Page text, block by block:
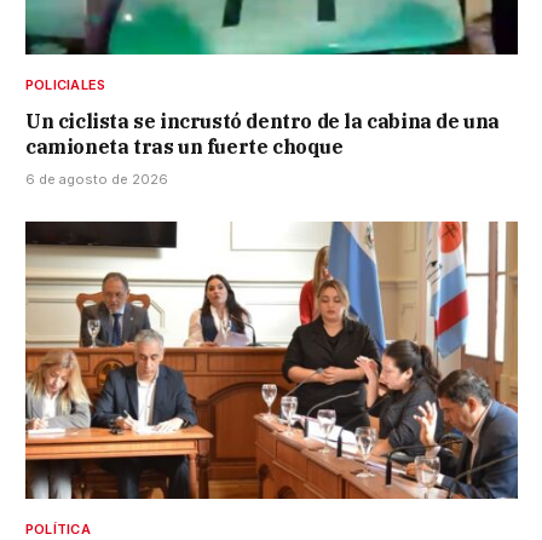
POLICIALES
Un ciclista se incrustó dentro de la cabina de una
camioneta tras un fuerte choque
6 de agosto de 2026
POLÍTICA